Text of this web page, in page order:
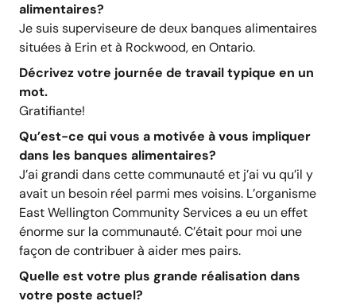
alimentaires?
Je suis superviseure de deux banques alimentaires
situées à Erin et à Rockwood, en Ontario.
Décrivez votre journée de travail typique en un
mot.
Gratifiante!
Qu’est-ce qui vous a motivée à vous impliquer
dans les banques alimentaires?
J’ai grandi dans cette communauté et j’ai vu qu’il y
avait un besoin réel parmi mes voisins. L’organisme
East Wellington Community Services a eu un effet
énorme sur la communauté. C’était pour moi une
façon de contribuer à aider mes pairs.
Quelle est votre plus grande réalisation dans
votre poste actuel?